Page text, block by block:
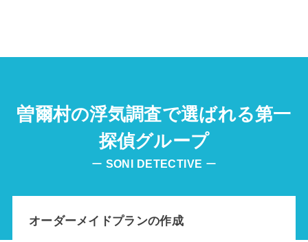
曽爾村の浮気調査で選ばれる第一
探偵グループ
ー SONI DETECTIVE ー
オーダーメイドプランの作成